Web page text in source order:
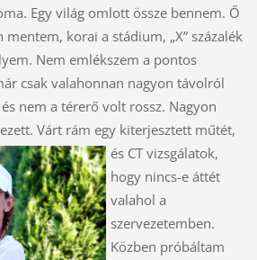
Egy világ omlott össze bennem. Ő
korai a stádium, „X” százalék
Nem emlékszem a pontos
csak valahonnan nagyon távolról
nem a térerő volt rossz. Nagyon
Várt rám egy kiterjesztett műtét,
és CT vizsgálatok,
hogy nincs-e áttét
valahol a
szervezetemben.
Közben próbáltam